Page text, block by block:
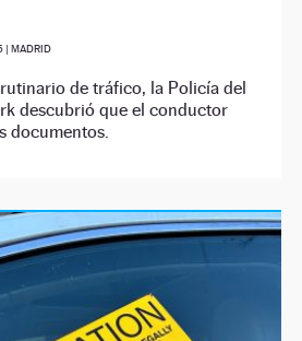
| MADRID
de tráfico, la Policía del
descubrió que el conductor
documentos.